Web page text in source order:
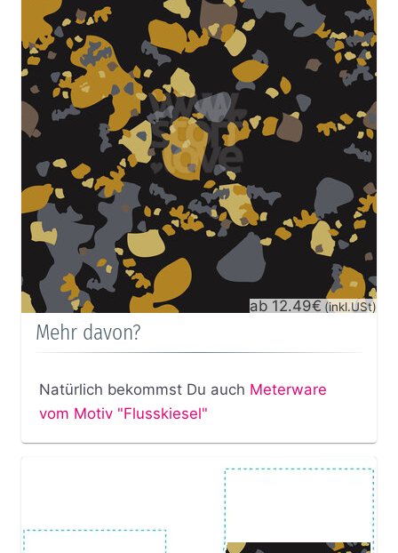
ab 12.49€ (inkl.USt)
Mehr davon?
Natürlich bekommst Du auch Meterware
vom Motiv "Flusskiesel"